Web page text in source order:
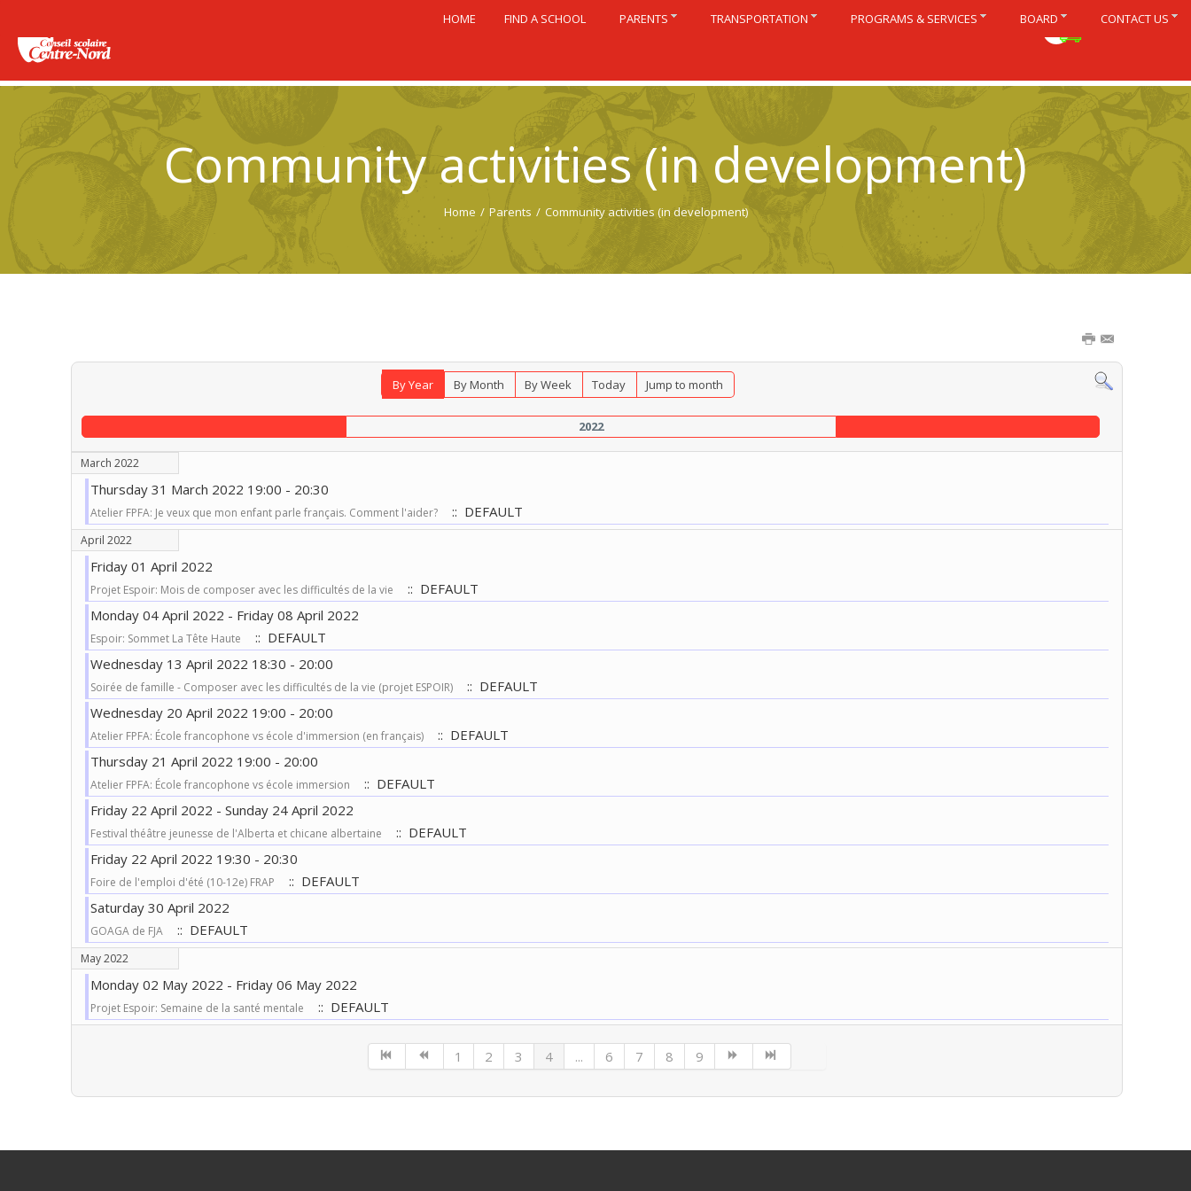
Community activities (in development)
Home / Parents / Community activities (in development)
By Year By Month By Week Today Jump to month
2022
March 2022
Thursday 31 March 2022 19:00 - 20:30
Atelier FPFA: Je veux que mon enfant parle français. Comment l'aider? :: DEFAULT
April 2022
Friday 01 April 2022
Projet Espoir: Mois de composer avec les difficultés de la vie
:: DEFAULT
Monday 04 April 2022 - Friday 08 April 2022
Espoir: Sommet La Tête Haute
:: DEFAULT
Wednesday 13 April 2022 18:30 - 20:00
Soirée de famille - Composer avec les difficultés de la vie (projet ESPOIR)
:: DEFAULT
Wednesday 20 April 2022 19:00 - 20:00
Atelier FPFA: École francophone vs école d'immersion (en français)
:: DEFAULT
Thursday 21 April 2022 19:00 - 20:00
Atelier FPFA: École francophone vs école immersion
:: DEFAULT
Friday 22 April 2022 - Sunday 24 April 2022
Festival théâtre jeunesse de l'Alberta et chicane albertaine
:: DEFAULT
Friday 22 April 2022 19:30 - 20:30
Foire de l'emploi d'été (10-12e) FRAP
:: DEFAULT
Saturday 30 April 2022
GOAGA de FJA :: DEFAULT
May 2022
Monday 02 May 2022 - Friday 06 May 2022
Projet Espoir: Semaine de la santé mentale :: DEFAULT
1 2 3 4 ... 6 7 8 9
HOME FIND A SCHOOL PARENTS TRANSPORTATION PROGRAMS & SERVICES BOARD CONTACT US